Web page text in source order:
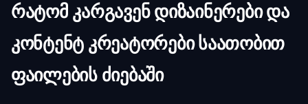
რატომ კარგავენ დიზაინერები და
კონტენტ კრეატორები საათობით
ფაილების ძიებაში